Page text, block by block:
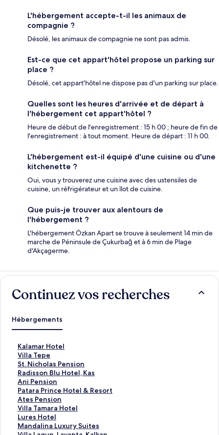
L'hébergement accepte-t-il les animaux de
compagnie ?
Désolé, les animaux de compagnie ne sont pas admis.
Est-ce que cet appart'hôtel propose un parking sur
place ?
Désolé, cet appart'hôtel ne dispose pas d'un parking sur place.
Quelles sont les heures d'arrivée et de départ à
l'hébergement cet appart'hôtel ?
Heure de début de l'enregistrement : 15 h 00 ; heure de fin de
l'enregistrement : à tout moment. Heure de départ : 11 h 00.
L'hébergement est-il équipé d'une cuisine ou d'une
kitchenette ?
Oui, vous y trouverez une cuisine avec des ustensiles de
cuisine, un réfrigérateur et un îlot de cuisine.
Que puis-je trouver aux alentours de
l'hébergement ?
L'hébergement Özkan Apart se trouve à seulement 14 min de
marche de Péninsule de Çukurbağ et à 6 min de Plage
d'Akçagerme.
Continuez vos recherches
Hébergements
Kalamar Hotel
L
i
e
n
o
u
v
r
a
n
Villa Tepe
L
i
e
n
o
u
v
r
a
St. Nicholas Pension
L
i
e
n
o
u
v
r
Radisson Blu Hotel, Kas
L
i
e
n
o
u
v
Ani Pension
L
i
e
n
o
u
Patara Prince Hotel & Resort
L
i
e
n
o
Ates Pension
L
i
e
n
Villa Tamara Hotel
L
i
e
Lures Hotel
L
iMandalina Luxury Suites
L